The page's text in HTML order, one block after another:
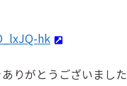
hk
りがとうございました